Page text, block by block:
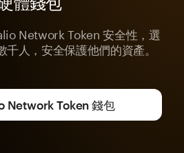
Network Token 安全性，選
人，安全保護他們的資產。
Network Token 錢包